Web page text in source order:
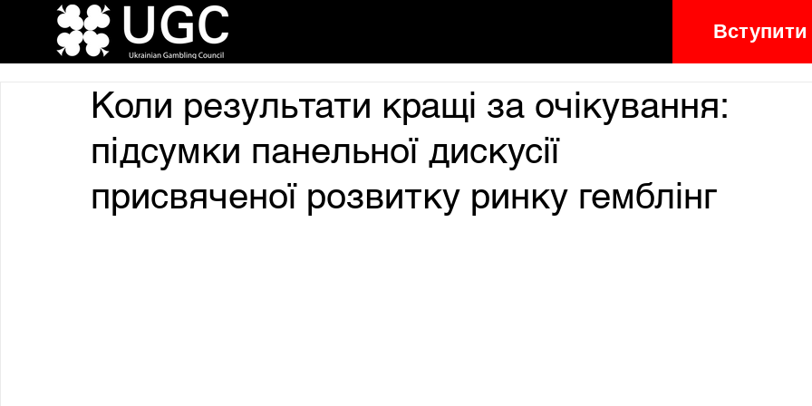
Вступити
Коли результати кращі за очікування:
підсумки панельної дискусії
присвяченої розвитку ринку гемблінг